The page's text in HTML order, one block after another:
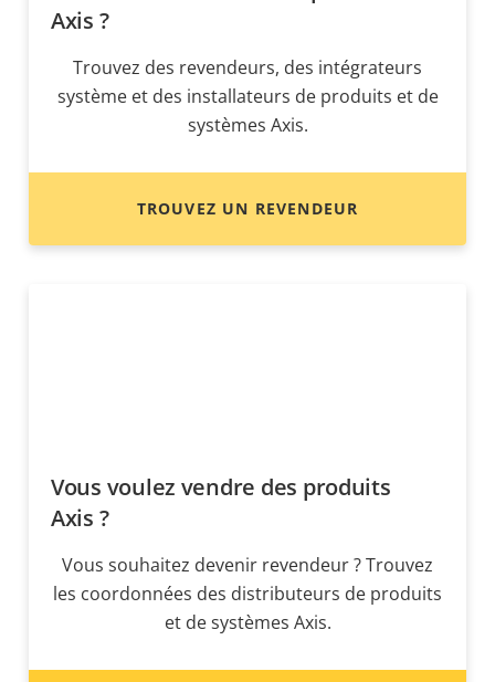
Axis ?
Trouvez des revendeurs, des intégrateurs
système et des installateurs de produits et de
systèmes Axis.
TROUVEZ UN REVENDEUR
Vous voulez vendre des produits
Axis ?
Vous souhaitez devenir revendeur ? Trouvez
les coordonnées des distributeurs de produits
et de systèmes Axis.